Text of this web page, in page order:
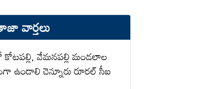
వార్తలు
కోటపల్లి, వేమనపల్లి మండలాల
ఉండాలి చెన్నూరు రూరల్ సీఐ